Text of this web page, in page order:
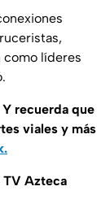
como líderes
Y recuerda que
viales y más
TV Azteca